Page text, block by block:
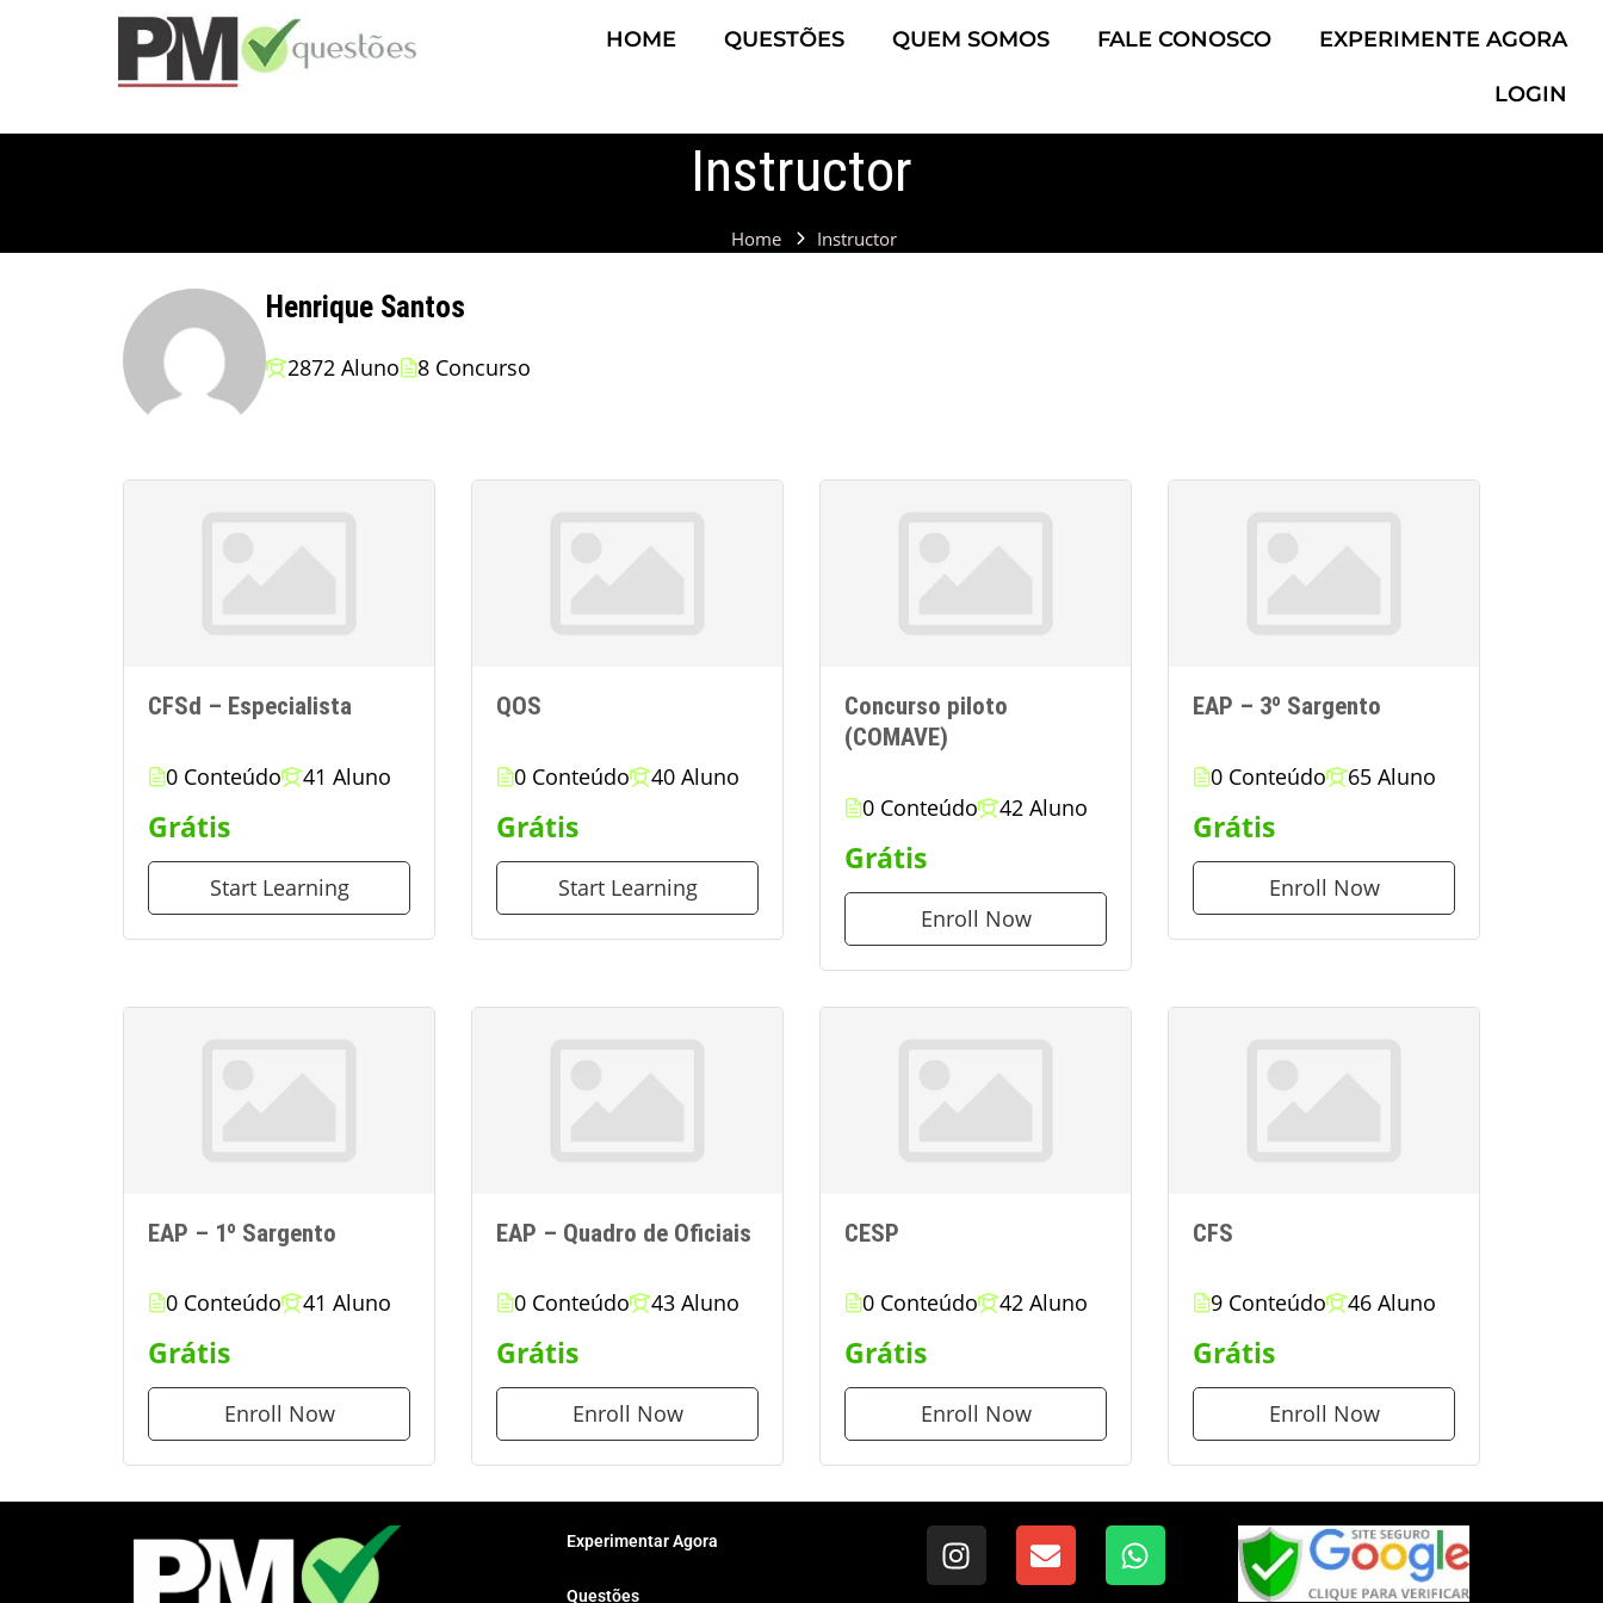
HOME QUESTÕES QUEM SOMOS FALE CONOSCO EXPERIMENTE AGORA
LOGIN
Instructor
Home Instructor
Henrique Santos
2872 Aluno 8 Concurso
CFSd – Especialista
0 Conteúdo 41 Aluno
Grátis
Start Learning
QOS
0 Conteúdo 40 Aluno
Grátis
Start Learning
Concurso piloto
(COMAVE)
0 Conteúdo 42 Aluno
Grátis
Enroll Now
EAP – 3º Sargento
0 Conteúdo 65 Aluno
Grátis
Enroll Now
EAP – 1º Sargento
0 Conteúdo 41 Aluno
Grátis
Enroll Now
EAP – Quadro de Oficiais
0 Conteúdo 43 Aluno
Grátis
Enroll Now
CESP
0 Conteúdo 42 Aluno
Grátis
Enroll Now
CFS
9 Conteúdo 46 Aluno
Grátis
Enroll Now
Experimentar Agora
Questões